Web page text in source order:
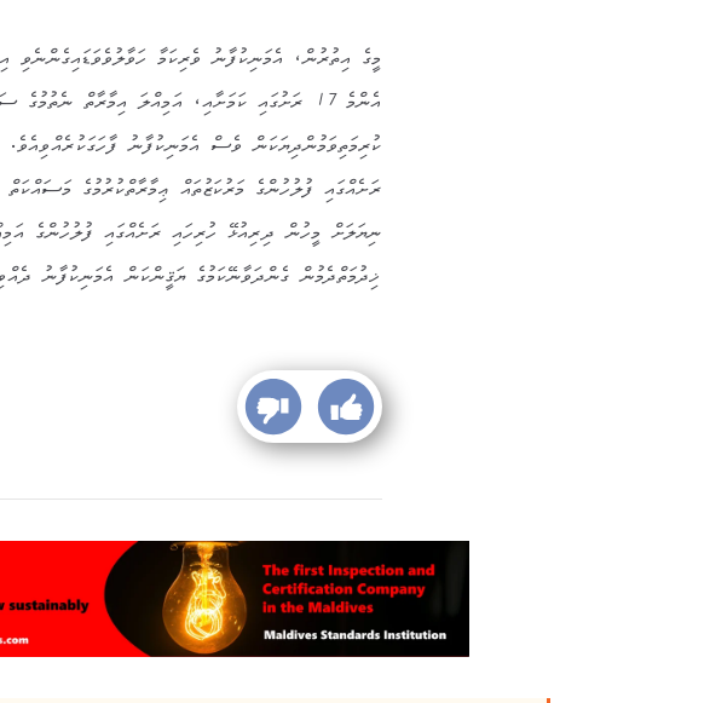
މީގެ އިތުރުން، އެމަނިކުފާނު ވެރިކަމާ ހަވާލުވެވަޑައިގެންނެވި
އެންމެ 17 ރަށުގައި ކަމަށާއި، އަމިއްލަ އިމާރާތް
ރަށެއްގައި ފުލުހުންގެ މަރުކަޒުތައް ޢިމާރާތްކުރުމުގެ
ނިޔަލަށް މީހުން ދިރިއުޅޭ ހުރިހައި ރަށެއްގައި ފުލުހުންގެ
ޚިދުމަތްދެމުން ގެންދަވާނޭކަމުގެ ޔަޤީންކަން އެމަނިކުފާނު